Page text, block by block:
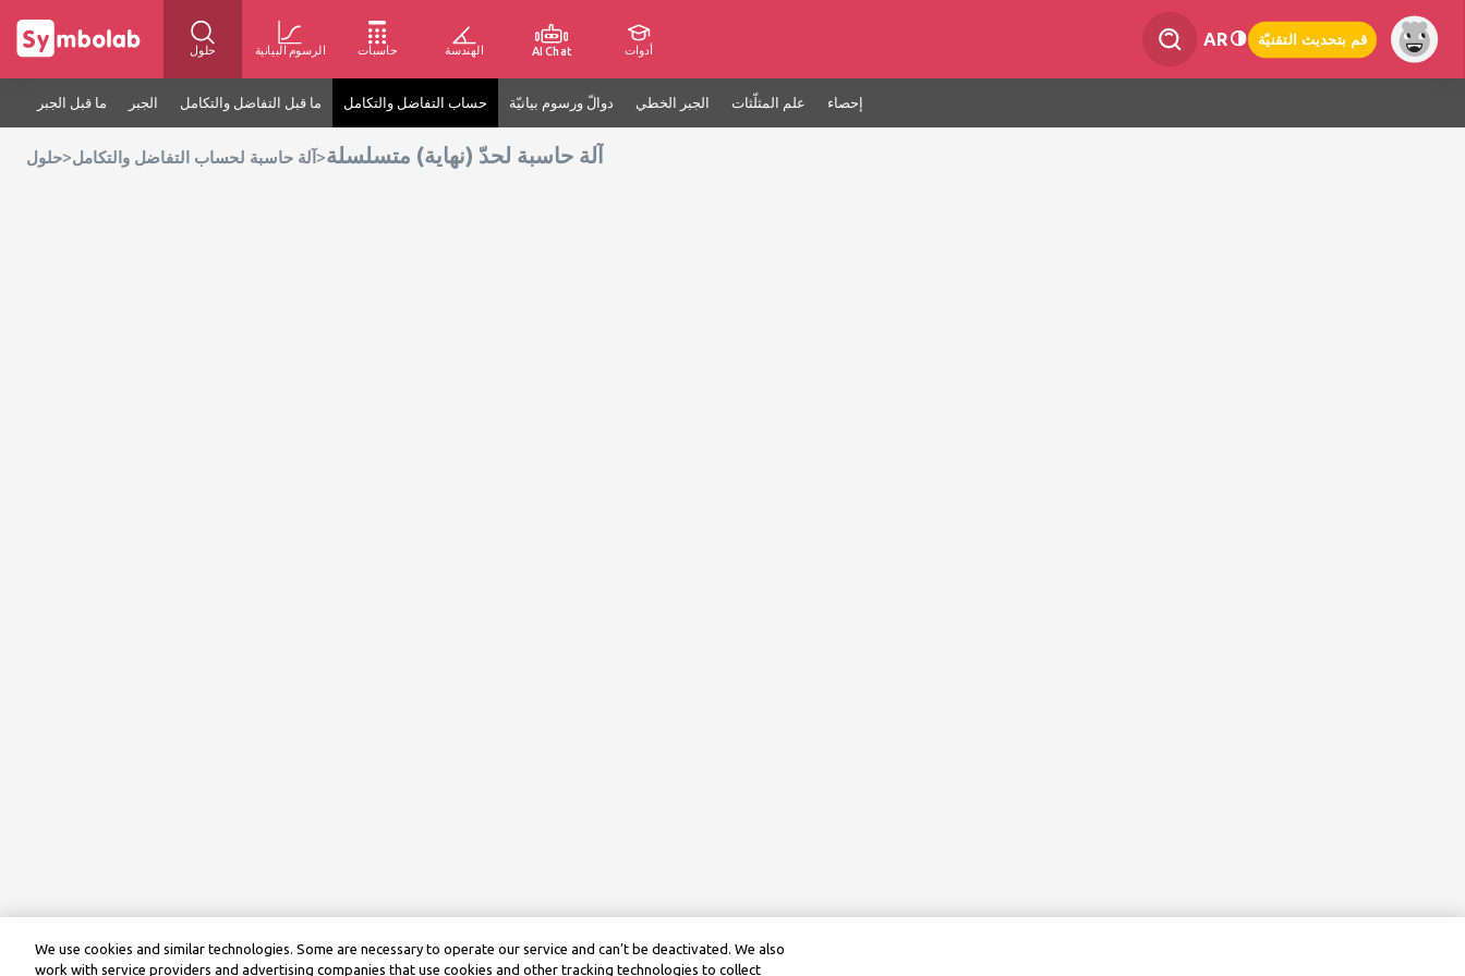
حلول الرسوم البيانية حاسبات الهندسة AI Chat أدوات
AR قم بتحديث التقنيّة
ما قبل الجبر الجبر ما قبل التفاضل والتكامل حساب التفاضل والتكامل دوالّ ورسوم بيانيّة الجبر الخطي علم المثلّثات إحصاء
حلول>آلة حاسبة لحساب التفاضل والتكامل >آلة حاسبة لحدّ (نهاية) متسلسلة
We use cookies and similar technologies. Some are necessary to operate our service and can’t be deactivated. We also
work with service providers and advertising companies that use cookies and other tracking technologies to collect